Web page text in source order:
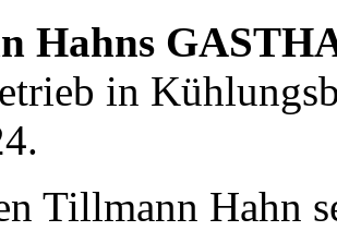
Kochen mit dem Blick für
Frische und
Hahns
in
Tillmann Hahn